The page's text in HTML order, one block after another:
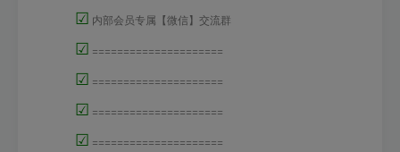
☑ 内部会员专属【微信】交流群
☑ =====================
☑ =====================
☑ =====================
☑ =====================